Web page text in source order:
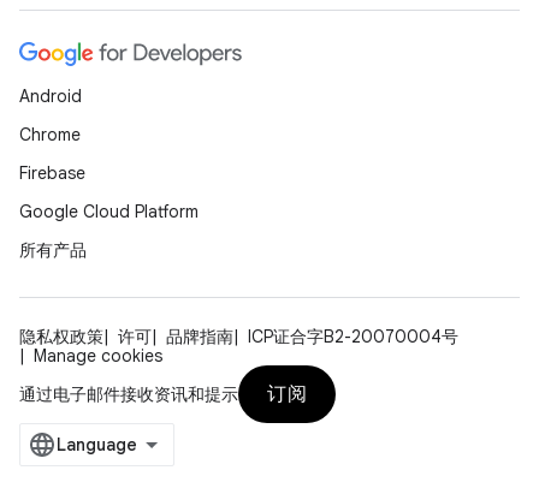
Android
Chrome
Firebase
Google Cloud Platform
所有产品
隐私权政策 许可 品牌指南
ICP证合字B2-20070004号
Manage cookies
通过电子邮件接收资讯和提示
订阅